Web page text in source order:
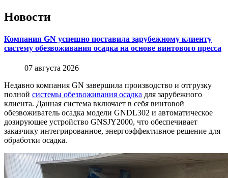
Новости
Компания GN успешно поставила зарубежному клиенту
систему обезвоживания осадка на основе винтового пресса
07 августа 2026
Недавно компания GN завершила производство и отгрузку
полной системы обезвоживания осадка для зарубежного
клиента. Данная система включает в себя винтовой
обезвоживатель осадка модели GNDL302 и автоматическое
дозирующее устройство GNSJY2000, что обеспечивает
заказчику интегрированное, энергоэффективное решение для
обработки осадка.